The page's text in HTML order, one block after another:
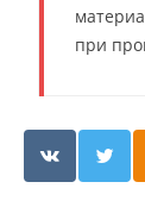
при